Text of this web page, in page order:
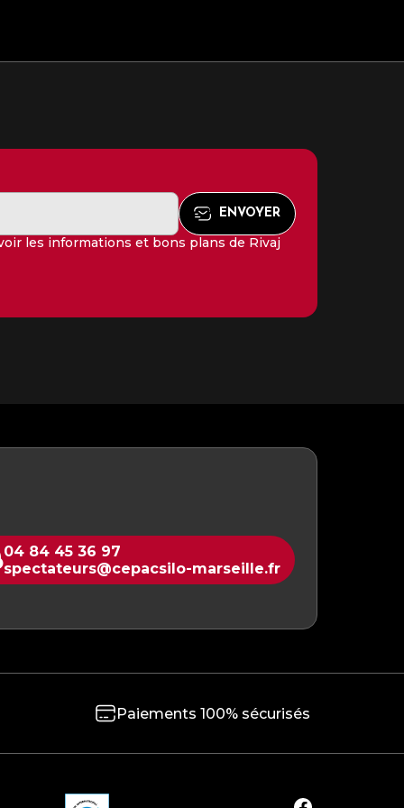
les informations et bons plans de Rivaj
04 84 45 36 97
spectateurs@cepacsilo-marseille.fr
Paiements 100% sécurisés